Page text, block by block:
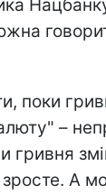
поки
–
гривня
А